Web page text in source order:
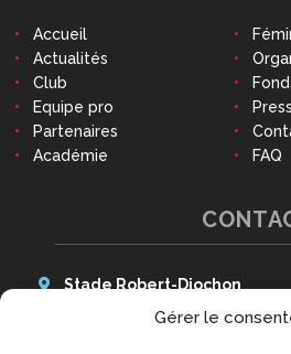
Gérer le
Stade Robert-Diochon
48 Avenue des Canadiens
Accueil
Actualités
Club
Equipe pro
Partenaires
Académie
FAQ